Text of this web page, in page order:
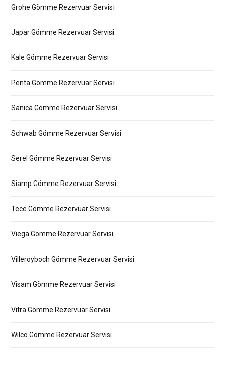
Grohe Gömme Rezervuar Servisi
Japar Gömme Rezervuar Servisi
Kale Gömme Rezervuar Servisi
Penta Gömme Rezervuar Servisi
Sanica Gömme Rezervuar Servisi
Schwab Gömme Rezervuar Servisi
Serel Gömme Rezervuar Servisi
Siamp Gömme Rezervuar Servisi
Tece Gömme Rezervuar Servisi
Viega Gömme Rezervuar Servisi
Villeroyboch Gömme Rezervuar Servisi
Visam Gömme Rezervuar Servisi
Vitra Gömme Rezervuar Servisi
Wilco Gömme Rezervuar Servisi